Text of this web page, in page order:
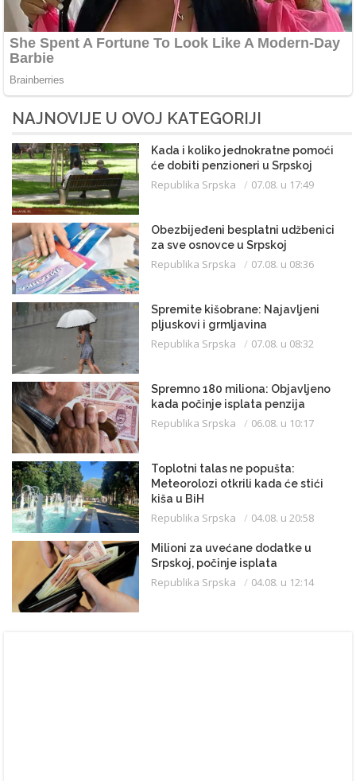
NAJNOVIJE U OVOJ KATEGORIJI
Kada i koliko jednokratne pomoći
će dobiti penzioneri u Srpskoj
Republika Srpska 07.08. u 17:49
Obezbijeđeni besplatni udžbenici
za sve osnovce u Srpskoj
Republika Srpska 07.08. u 08:36
Spremite kišobrane: Najavljeni
pljuskovi i grmljavina
Republika Srpska 07.08. u 08:32
Spremno 180 miliona: Objavljeno
kada počinje isplata penzija
Republika Srpska 06.08. u 10:17
Toplotni talas ne popušta:
Meteorolozi otkrili kada će stići
kiša u BiH
Republika Srpska 04.08. u 20:58
Milioni za uvećane dodatke u
Srpskoj, počinje isplata
Republika Srpska 04.08. u 12:14